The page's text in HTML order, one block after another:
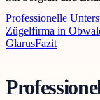
Professionelle
Zügelfirma in
GlarusFazit